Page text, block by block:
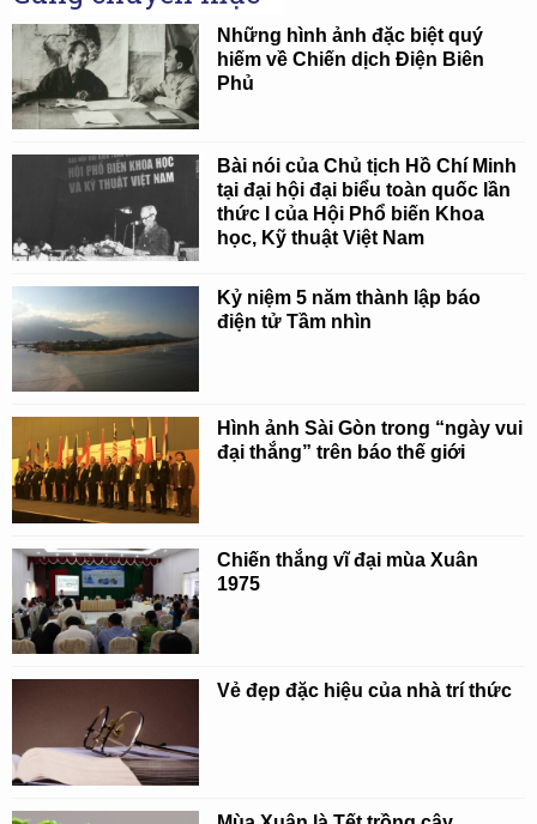
Những hình ảnh đặc biệt quý
hiếm về Chiến dịch Điện Biên
Phủ
Bài nói của Chủ tịch Hồ Chí Minh
tại đại hội đại biểu toàn quốc lần
thức I của Hội Phổ biến Khoa
học, Kỹ thuật Việt Nam
Kỷ niệm 5 năm thành lập báo
điện tử Tầm nhìn
Hình ảnh Sài Gòn trong “ngày vui
đại thắng” trên báo thế giới
Chiến thắng vĩ đại mùa Xuân
1975
Vẻ đẹp đặc hiệu của nhà trí thức